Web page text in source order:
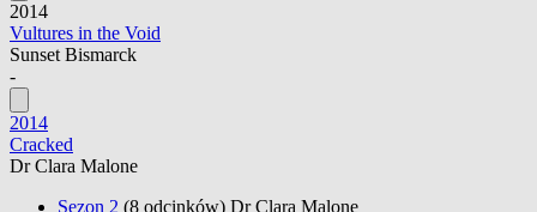
2014
Vultures in the Void
Sunset Bismarck
-
2014
Cracked
Dr Clara Malone
Sezon 2 (8 odcinków) Dr Clara Malone